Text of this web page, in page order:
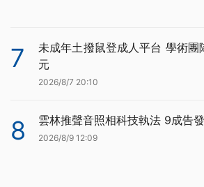
7
未成年土撥鼠登成人平台 學術團
元
2026/8/7 20:10
8 雲林推聲音照相科技執法 9成告
2026/8/9 12:09